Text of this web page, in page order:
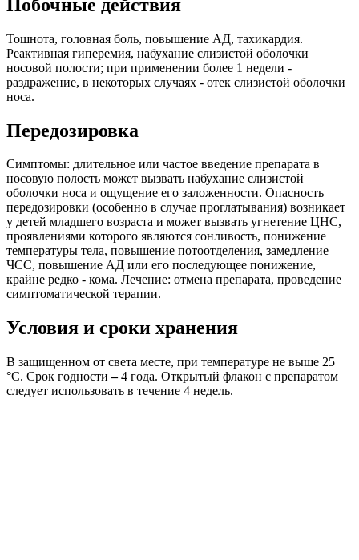
Побочные действия
Тошнота, головная боль, повышение АД, тахикардия.
Реактивная гиперемия, набухание слизистой оболочки
носовой полости; при применении более 1 недели -
раздражение, в некоторых случаях - отек слизистой оболочки
носа.
Передозировка
Симптомы: длительное или частое введение препарата в
носовую полость может вызвать набухание слизистой
оболочки носа и ощущение его заложенности. Опасность
передозировки (особенно в случае проглатывания) возникает
у детей младшего возраста и может вызвать угнетение ЦНС,
проявлениями которого являются сонливость, понижение
температуры тела, повышение потоотделения, замедление
ЧСС, повышение АД или его последующее понижение,
крайне редко - кома. Лечение: отмена препарата, проведение
симптоматической терапии.
Условия и сроки хранения
В защищенном от света месте, при температуре не выше 25
°C. Срок годности –4 года. Открытый флакон с препаратом
следует использовать в течение 4 недель.